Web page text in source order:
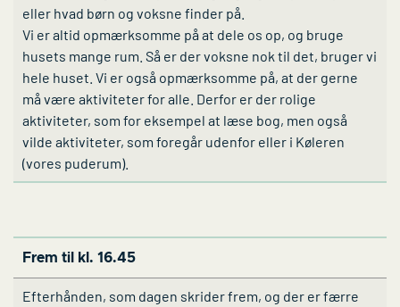
eller hvad børn og voksne finder på.
Vi er altid opmærksomme på at dele os op, og bruge
husets mange rum. Så er der voksne nok til det, bruger vi
hele huset. Vi er også opmærksomme på, at der gerne
må være aktiviteter for alle. Derfor er der rolige
aktiviteter, som for eksempel at læse bog, men også
vilde aktiviteter, som foregår udenfor eller i Køleren
(vores puderum).
Frem til kl. 16.45
Efterhånden, som dagen skrider frem, og der er færre